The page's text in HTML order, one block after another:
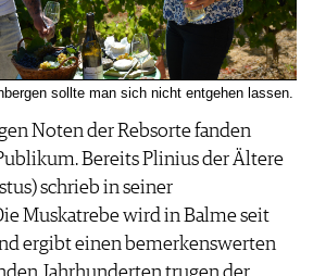
sollte man sich nicht entgehen lassen.
Noten der Rebsorte fanden
Bereits Plinius der Ältere
schrieb in seiner
Muskatrebe wird in Balme seit
ergibt einen bemerkenswerten